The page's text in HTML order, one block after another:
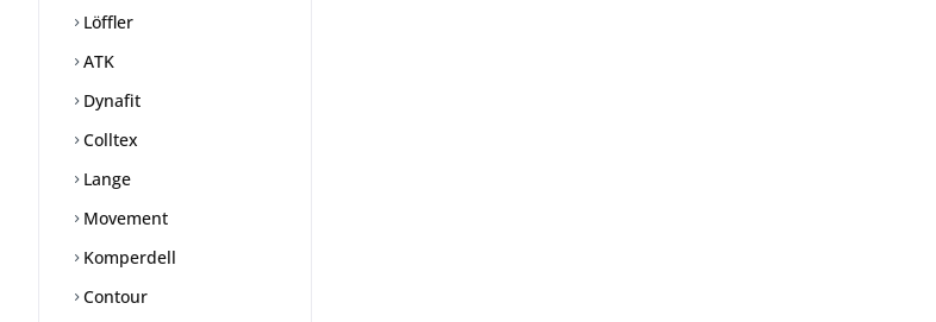
Löffler
ATK
Dynafit
Colltex
Lange
Movement
Komperdell
Contour